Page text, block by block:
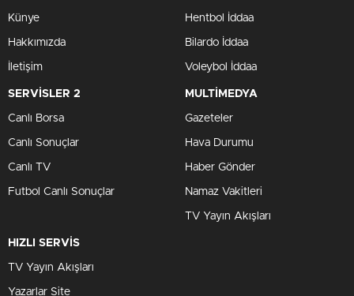
Künye
Hakkımızda
İletişim
Hentbol İddaa
Bilardo İddaa
Voleybol İddaa
SERVİSLER 2
Canlı Borsa
Canlı Sonuçlar
Canlı TV
Futbol Canlı Sonuçlar
MULTİMEDYA
Gazeteler
Hava Durumu
Haber Gönder
Namaz Vakitleri
TV Yayın Akışları
HIZLI SERVİS
TV Yayın Akışları
Yazarlar Site